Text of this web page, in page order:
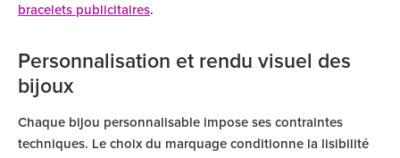
bracelets publicitaires.
Personnalisation et rendu visuel des
bijoux
Chaque bijou personnalisable impose ses contraintes
techniques. Le choix du marquage conditionne la lisibilité